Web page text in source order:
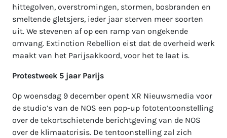
hittegolven, overstromingen, stormen, bosbranden en
smeltende gletsjers, ieder jaar sterven meer soorten
uit. We stevenen af op een ramp van ongekende
omvang. Extinction Rebellion eist dat de overheid werk
maakt van het Parijsakkoord, voor het te laat is.
Protestweek 5 jaar Parijs
Op woensdag 9 december opent XR Nieuwsmedia voor
de studio’s van de NOS een pop-up fototentoonstelling
over de tekortschietende berichtgeving van de NOS
over de klimaatcrisis. De tentoonstelling zal zich